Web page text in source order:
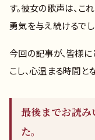
す。彼女の歌声は、こ
勇気を与え続けるでし
今回の記事が、皆様に
こし、心温まる時間と
最後までお読
た。